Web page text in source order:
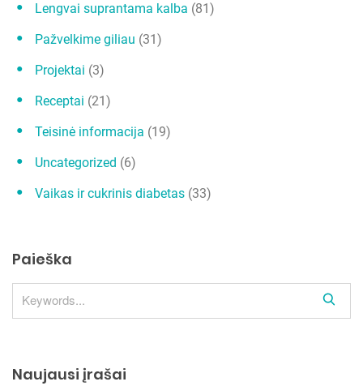
Lengvai suprantama kalba (81)
Pažvelkime giliau (31)
Projektai (3)
Receptai (21)
Teisinė informacija (19)
Uncategorized (6)
Vaikas ir cukrinis diabetas (33)
Paieška
e
Naujausi įrašai